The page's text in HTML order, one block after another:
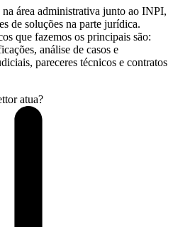
área administrativa junto ao INPI,
de soluções na parte jurídica.
que fazemos os principais são:
análise de casos e
pareceres técnicos e contratos
atua?